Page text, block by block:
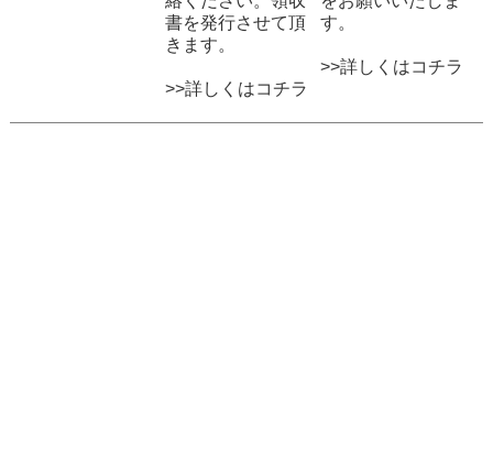
書を発行させて頂
きます。
>>詳しくはコチラ
す。
>>詳しくはコチラ